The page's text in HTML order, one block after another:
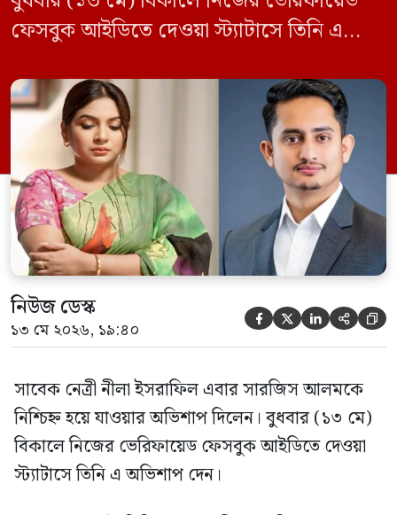
ফেসবুক আইডিতে দেওয়া স্ট্যাটাসে তিনি এ
‘প্রিয় সারজিস আলম, তোরা এখন বিরোধী দলে
আছিস। কিন্তু মনে রাখিস, বিরোধী দল হিসাবেও
তোদেরকে বাংলাদেশের মানুষ মেনে নিবে না।
তোরা নিশ্চিহ্ন হয়ে যাবি বাংলাদেশ […]
নিউজ ডেস্ক
১৩ মে ২০২৬, ১৯:৪০     
সাবেক নেত্রী নীলা ইসরাফিল এবার সারজিস আলমকে
নিশ্চিহ্ন হয়ে যাওয়ার অভিশাপ দিলেন। বুধবার (১৩ মে)
বিকালে নিজের ভেরিফায়েড ফেসবুক আইডিতে দেওয়া
স্ট্যাটাসে তিনি এ অভিশাপ দেন।